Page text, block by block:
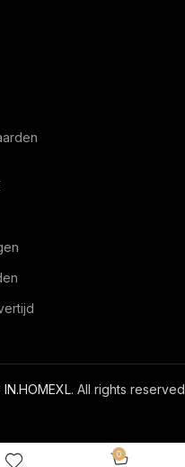
IN.HOMEXL. All rights reserved
0